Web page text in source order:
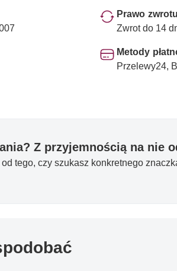
Prawo
Zwrot do 14
Metody
Przelewy24,
Z przyjemnością na nie
tego, czy szukasz konkretnego